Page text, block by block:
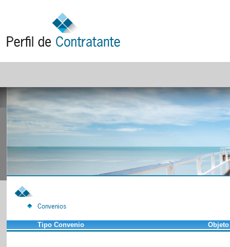
Convenios
Tipo Convenio Objeto